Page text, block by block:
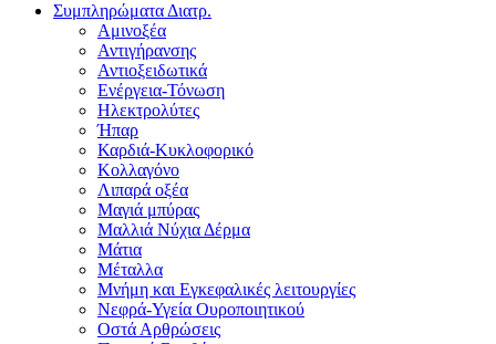
Συμπληρώματα Διατρ.
Αμινοξέα
Αντιγήρανσης
Αντιοξειδωτικά
Ενέργεια-Τόνωση
Ηλεκτρολύτες
Ήπαρ
Καρδιά-Κυκλοφορικό
Κολλαγόνο
Λιπαρά οξέα
Μαγιά μπύρας
Μαλλιά Νύχια Δέρμα
Μάτια
Μέταλλα
Μνήμη και Εγκεφαλικές λειτουργίες
Νεφρά-Υγεία Ουροποιητικού
Οστά Αρθρώσεις